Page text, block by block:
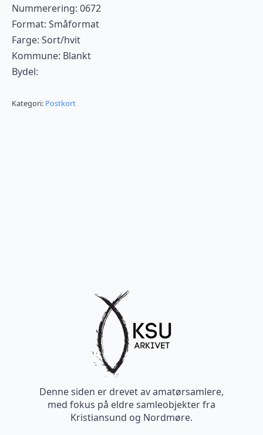
Nummerering: 0672
Format: Småformat
Farge: Sort/hvit
Kommune: Blankt
Bydel:
Kategori: Postkort
Denne siden er drevet av amatørsamlere,
med fokus på eldre samleobjekter fra
Kristiansund og Nordmøre.